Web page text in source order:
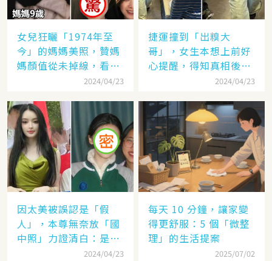
女兒狂曬「1974年至
今」的媽媽美照，贊媽
媽顏值從未掉線，看到
本尊后網笑：這麼好的
2024/04/23
捷運撞到「出糗大
哥」，女生本想上前好
心提醒，得知真相後：
還好沒問，差點出糗的
2024/04/23
因太美被誤認是「假
人」，本尊無奈放「國
中照」力證清白：是否
純天然一目了然！2024/04/23
每天 10 分鐘，讓家變
得更舒服：5 個「微整
理」的生活提案
2025/07/02